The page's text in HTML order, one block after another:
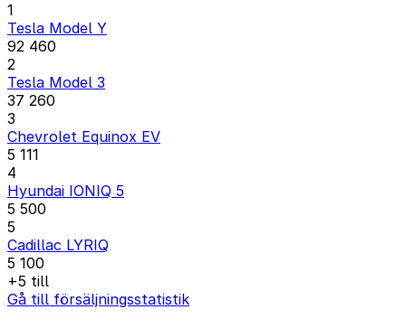
1
Tesla Model Y
92 460
2
Tesla Model 3
37 260
3
Chevrolet Equinox EV
5 111
4
Hyundai IONIQ 5
5 500
5
Cadillac LYRIQ
5 100
+5 till
Gå till försäljningsstatistik